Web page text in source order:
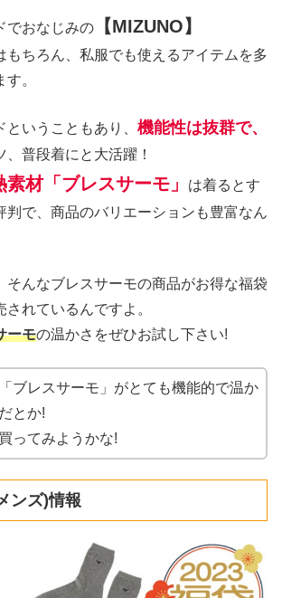
でおなじみの 【MIZUNO】
もちろん、私服でも使えるアイテムを多
。
いうこともあり、 機能性は抜群で、
、普段着にと大活躍！
素材「ブレスサーモ」
は着るとす
判で、商品のバリエーションも豊富なん
そんなブレスサーモの商品がお得な福袋
れているんですよ。
ーモの温かさをぜひお試し下さい!
ブレスサーモ」がとても機能的で温か
とか!
ってみようかな!
ンズ)情報